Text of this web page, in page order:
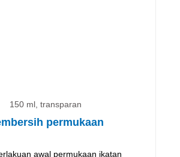
150 ml, transparan
permukaan
awal permukaan ikatan